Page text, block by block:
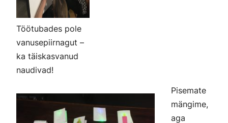
Töötubades pole
vanusepiirnagut –
ka täiskasvanud
naudivad!
Pisemate
mängime,
aga